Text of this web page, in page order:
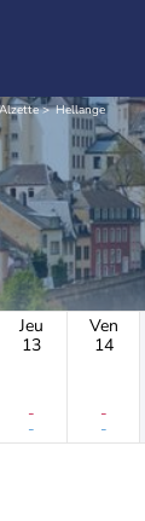
Hellange
Jeu
13
-
-
Ven
14
-
-